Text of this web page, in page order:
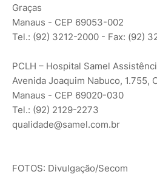
Graças
Manaus - CEP 69053-002
Tel.: (92) 3212-2000 - Fax: (92)
PCLH – Hospital Samel
Avenida Joaquim Nabuco, 1.755,
Manaus - CEP 69020-030
Tel.: (92) 2129-2273
qualidade@samel.com.br
FOTOS: Divulgação/Secom